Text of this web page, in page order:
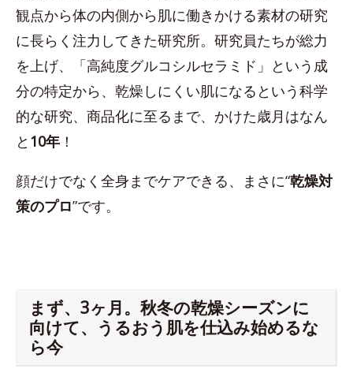
観点から体の内側から肌に働きかける素材の研究
に長らく注力してきた研究所。研究員たちが総力
を上げ、「高純度グルコシルセラミド」という成
分の特定から、乾燥しにくい肌になるという科学
的な研究、商品化に至るまで、かけた歳月はなん
と 10年 ！
顔だけでなく全身までケアできる、まさに“乾燥対
策のプロ”です。
まず、3ヶ月。秋冬の乾燥シーズンに
向けて、うるおう肌を仕込み始めるな
ら今